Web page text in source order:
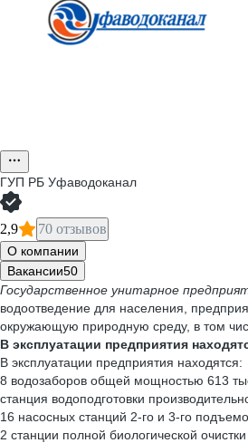
ГУП РБ Уфаводоканал
2,9 70 отзывов
О компании
Вакансии50
Государственное унитарное
водоотведение для населения,
окружающую природную среду, в том
В эксплуатации предприятия
В эксплуатации предприятия находятся:
8 водозаборов общей мощностью 613
станция водоподготовки
16 насосных станций 2-го и 3-го
2 станции полной биологической